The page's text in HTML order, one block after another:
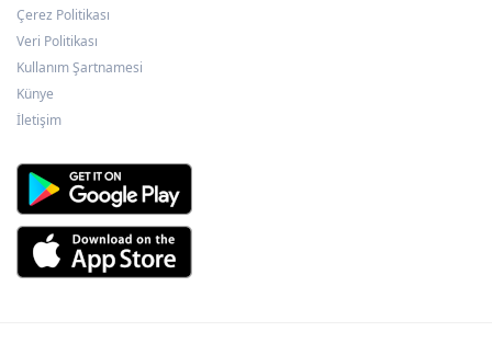
Çerez Politikası
Veri Politikası
Kullanım Şartnamesi
Künye
İletişim